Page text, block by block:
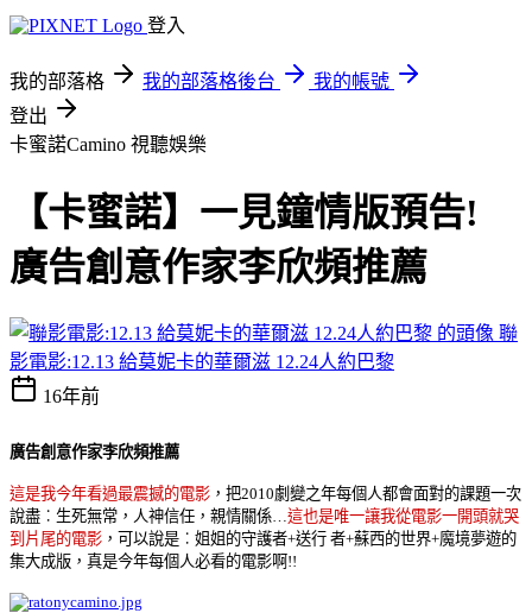
登入
我的部落格 我的部落格後台
我的帳號
登出
卡蜜諾Camino 視聽娛樂
【卡蜜諾】一見鐘情版預告!
廣告創意作家李欣頻推薦
聯
影電影:12.13 給莫妮卡的華爾滋 12.24人約巴黎
16年前
廣告創意作家李欣頻推薦
這是我今年看過最震撼的電影 ， 把2010劇變之年每個人都會面對的課題一次
說盡 ︰ 生死無常， 人神信任， 親情關係… 這也是唯一讓我從電影一開頭就哭
到片尾的電影 ， 可以說是︰ 姐姐的守護者+送行 者+蘇西的世界+魔境夢遊的
集大成版， 真是今年每個人必看的電影啊 !!